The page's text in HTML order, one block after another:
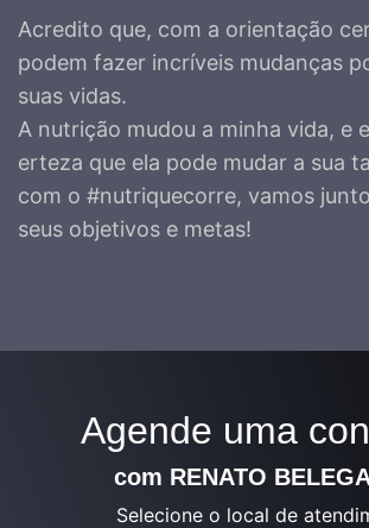
Acredito que, com a orientação
podem fazer incríveis mudanças
suas vidas.
A nutrição mudou a minha vida, e
erteza que ela pode mudar a sua
com o #nutriquecorre, vamos
seus objetivos e metas!
Agende uma
com RENATO
Selecione o local de